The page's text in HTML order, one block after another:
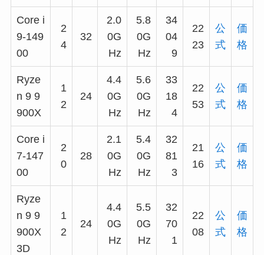
Core i
9-149
00
2
4
32
2.0
0G
Hz
5.8
0G
Hz
34
04
9
22
23
公
式
価
格
Ryze
n 9 9
900X
1
2
24
4.4
0G
Hz
5.6
0G
Hz
33
18
4
22
53
公
式
価
格
Core i
7-147
00
2
0
28
2.1
0G
Hz
5.4
0G
Hz
32
81
3
21
16
公
式
価
格
Ryze
n 9 9
900X
3D
1
2
24
4.4
0G
Hz
5.5
0G
Hz
32
70
1
22
08
公
式
価
格